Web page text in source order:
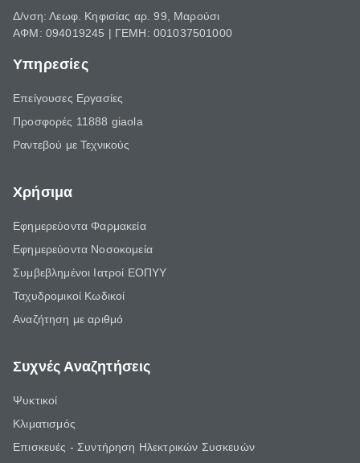
Δ/νση: Λεωφ. Κηφισίας αρ. 99, Μαρούσι
ΑΦΜ: 094019245 | ΓΕΜΗ: 001037501000
Υπηρεσίες
Επείγουσες Εργασίες
Προσφορές 11888 giaola
Ραντεβού με Τεχνικούς
Χρήσιμα
Εφημερεύοντα Φαρμακεία
Εφημερεύοντα Νοσοκομεία
Συμβεβλημένοι Ιατροί ΕΟΠΥΥ
Ταχυδρομικοί Κωδικοί
Αναζήτηση με αριθμό
Συχνές Αναζητήσεις
Ψυκτικοί
Κλιματισμός
Επισκευές - Συντήρηση Ηλεκτρικών Συσκευών